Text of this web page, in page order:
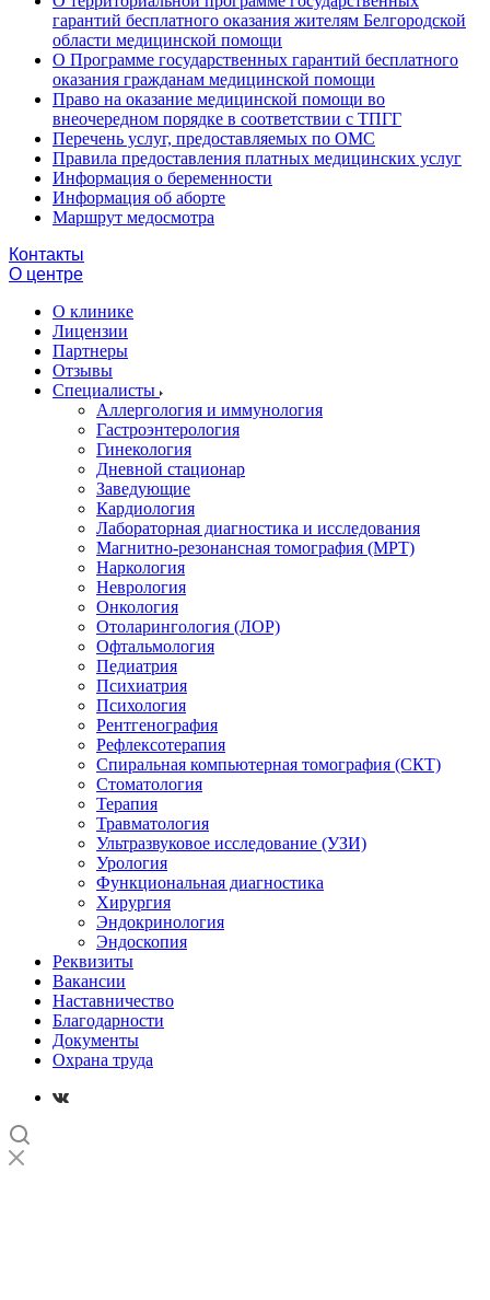
гарантий бесплатного оказания жителям Белгородской
области медицинской помощи
О Программе государственных гарантий бесплатного
оказания гражданам медицинской помощи
Право на оказание медицинской помощи во
внеочередном порядке в соответствии с ТПГГ
Перечень услуг, предоставляемых по ОМС
Правила предоставления платных медицинских услуг
Информация о беременности
Информация об аборте
Маршрут медосмотра
Контакты
О центре
О клинике
Лицензии
Партнеры
Отзывы
Специалисты
Аллергология и иммунология
Гастроэнтерология
Гинекология
Дневной стационар
Заведующие
Кардиология
Лабораторная диагностика и исследования
Магнитно-резонансная томография (МРТ)
Наркология
Неврология
Онкология
Отоларингология (ЛОР)
Офтальмология
Педиатрия
Психиатрия
Психология
Рентгенография
Рефлексотерапия
Спиральная компьютерная томография (СКТ)
Стоматология
Терапия
Травматология
Ультразвуковое исследование (УЗИ)
Урология
Функциональная диагностика
Хирургия
Эндокринология
Эндоскопия
Реквизиты
Вакансии
Наставничество
Благодарности
Документы
Охрана труда